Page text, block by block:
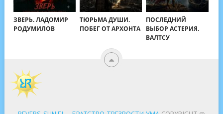
ЗВЕРЬ. ЛАДОМИР
РОДУМИЛОВ
ТЮРЬМА ДУШИ.
ПОБЕГ ОТ АРХОНТА
ПОСЛЕДНИЙ
ВЫБОР АСТЕРИЯ.
ВАЛТСУ